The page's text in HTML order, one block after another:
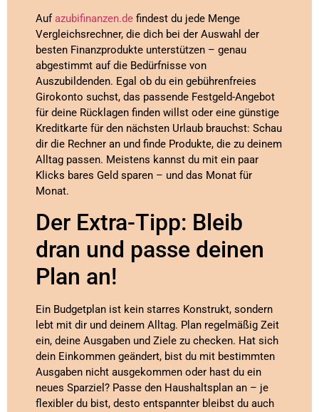
Aufazubifinanzen.de findest du jede Menge
Vergleichsrechner, die dich bei der Auswahl der
besten Finanzprodukte unterstützen – genau
abgestimmt auf die Bedürfnisse von
Auszubildenden. Egal ob du ein gebührenfreies
Girokonto suchst, das passende Festgeld-Angebot
für deine Rücklagen finden willst oder eine günstige
Kreditkarte für den nächsten Urlaub brauchst: Schau
dir die Rechner an und finde Produkte, die zu deinem
Alltag passen. Meistens kannst du mit ein paar
Klicks bares Geld sparen – und das Monat für
Monat.
Der Extra-Tipp: Bleib
dran und passe deinen
Plan an!
Ein Budgetplan ist kein starres Konstrukt, sondern
lebt mit dir und deinem Alltag. Plan regelmäßig Zeit
ein, deine Ausgaben und Ziele zu checken. Hat sich
dein Einkommen geändert, bist du mit bestimmten
Ausgaben nicht ausgekommen oder hast du ein
neues Sparziel? Passe den Haushaltsplan an – je
flexibler du bist, desto entspannter bleibst du auch